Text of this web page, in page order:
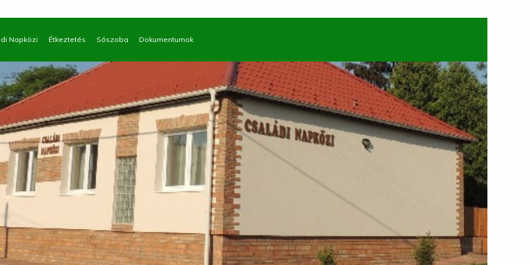
Napközi Étkeztetés Sószoba
Dokumentumok